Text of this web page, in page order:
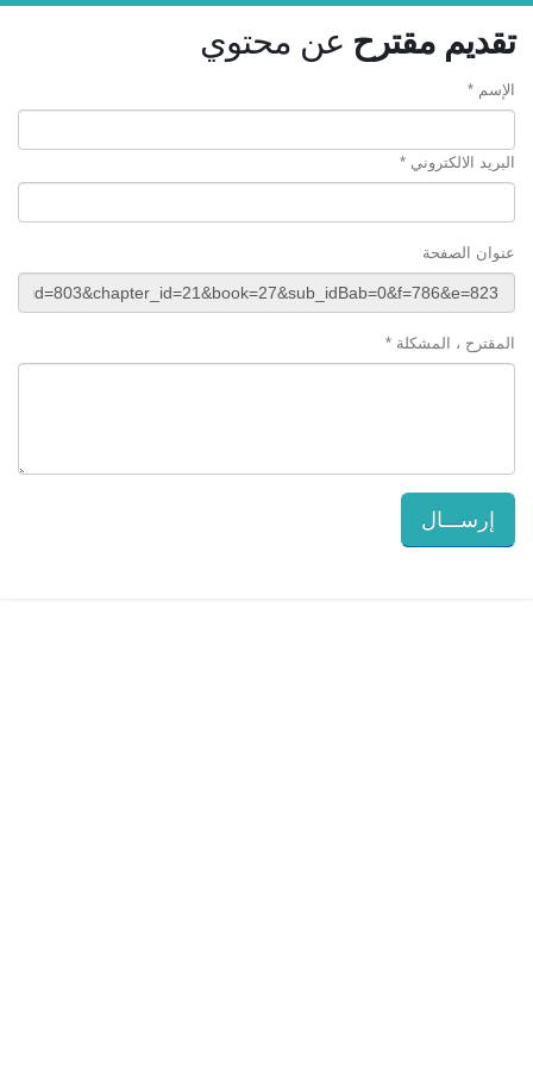
تقديم مقترح عن محتوي
الإسم *
البريد الالكتروني *
عنوان الصفحة
المقترح ، المشكلة *